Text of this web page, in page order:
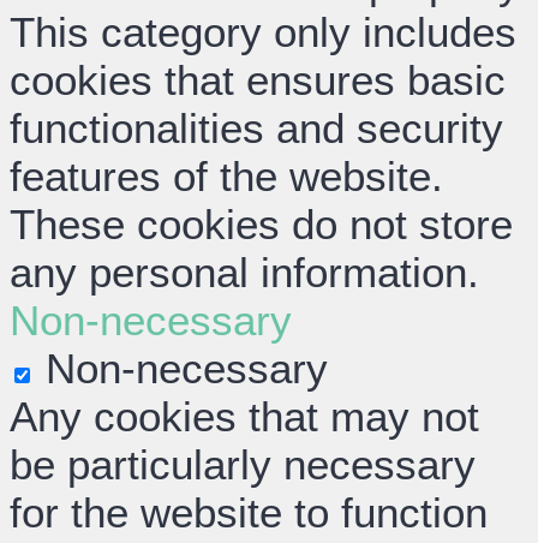
This category only includes
cookies that ensures basic
functionalities and security
features of the website.
These cookies do not store
any personal information.
Non-necessary
Non-necessary
Any cookies that may not
be particularly necessary
for the website to function